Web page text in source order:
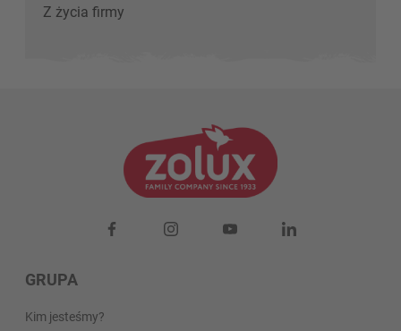
Z życia firmy
GRUPA
Kim jesteśmy?